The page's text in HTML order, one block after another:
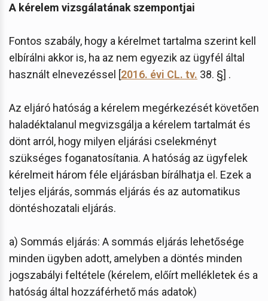
A kérelem vizsgálatának szempontjai
Fontos szabály, hogy a kérelmet tartalma szerint kell
elbírálni akkor is, ha az nem egyezik az ügyfél által
használt elnevezéssel [2016. évi CL. tv. 38. §] .
Az eljáró hatóság a kérelem megérkezését követően
haladéktalanul megvizsgálja a kérelem tartalmát és
dönt arról, hogy milyen eljárási cselekményt
szükséges foganatosítania. A hatóság az ügyfelek
kérelmeit három féle eljárásban bírálhatja el. Ezek a
teljes eljárás, sommás eljárás és az automatikus
döntéshozatali eljárás.
a) Sommás eljárás: A sommás eljárás lehetősége
minden ügyben adott, amelyben a döntés minden
jogszabályi feltétele (kérelem, előírt mellékletek és a
hatóság által hozzáférhető más adatok)